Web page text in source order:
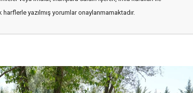
yazılmış yorumlar onaylanmamaktadır.